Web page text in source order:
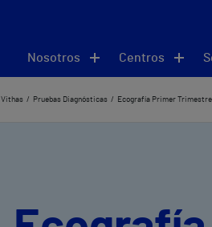
Nosotros Centros
Vithas Pruebas Diagnósticas Ecografía Primer Trimestre